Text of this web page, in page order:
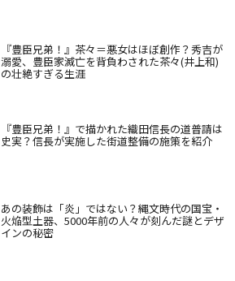
『豊臣兄弟！』茶々＝悪女はほぼ創作？秀吉が
溺愛、豊臣家滅亡を背負わされた茶々(井上和)
の壮絶すぎる生涯
『豊臣兄弟！』で描かれた織田信長の道普請は
史実？信長が実施した街道整備の施策を紹介
あの装飾は「炎」ではない？縄文時代の国宝・
火焔型土器、5000年前の人々が刻んだ謎とデザ
インの秘密